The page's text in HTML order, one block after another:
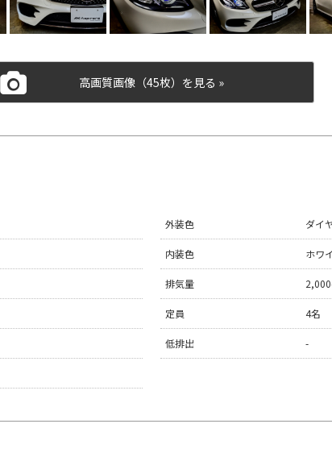
高画質画像（45枚）を見る »
外装色 ダイ
内装色 ホワ
排気量
定員 4名
低排出 -